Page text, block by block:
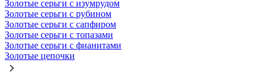
Золотые серьги с изумрудом
Золотые серьги с рубином
Золотые серьги с сапфиром
Золотые серьги с топазами
Золотые серьги с фианитами
Золотые цепочки